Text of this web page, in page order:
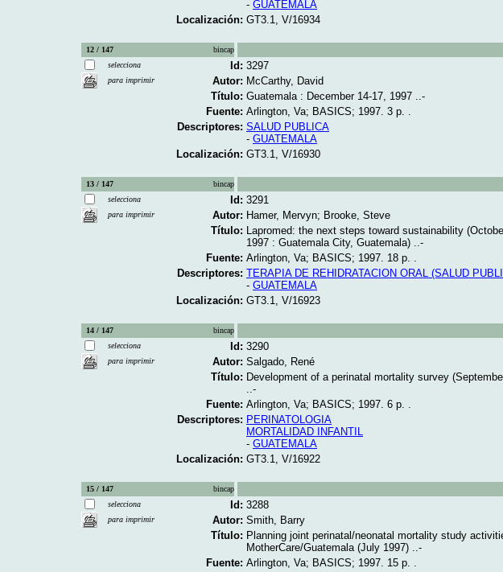
- GUATEMALA
Localización: GT3.1, V/16934
12 / 147
bincap
selecciona
para imprimir
Id: 3297
Autor: McCarthy, David
Título: Guatemala : December 14-17, 1997 ..-
Fuente: Arlington, Va; BASICS; 1997. 3 p. .
Descriptores: SALUD PUBLICA
- GUATEMALA
Localización: GT3.1, V/16930
13 / 147
bincap
selecciona
para imprimir
Id: 3291
Autor: Hamer, Mervyn; Brooke, Steve
Título: Lapromed: the next steps toward sustainability
1997 : Guatemala City, Guatemala) ..-
Fuente: Arlington, Va; BASICS; 1997. 18 p. .
Descriptores: TERAPIA DE REHIDRATACION ORAL (SALUD
- GUATEMALA
Localización: GT3.1, V/16923
14 / 147
bincap
selecciona
para imprimir
Id: 3290
Autor: Salgado, René
Título: Development of a perinatal mortality survey
..-
Fuente: Arlington, Va; BASICS; 1997. 6 p. .
Descriptores: PERINATOLOGIA
MORTALIDAD INFANTIL
- GUATEMALA
Localización: GT3.1, V/16922
15 / 147
bincap
selecciona
para imprimir
Id: 3288
Autor: Smith, Barry
Título: Planning joint perinatal/neonatal mortality study
MotherCare/Guatemala (July 1997) ..-
Fuente: Arlington, Va; BASICS; 1997. 15 p. .